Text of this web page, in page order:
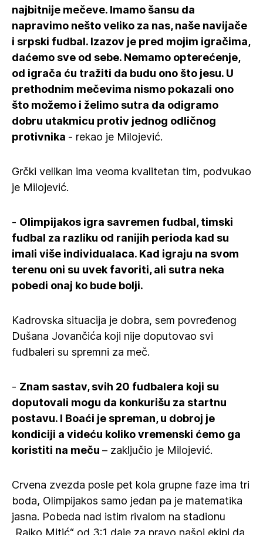
najbitnije mečeve. Imamo šansu da
napravimo nešto veliko za nas, naše navijače
i srpski fudbal. Izazov je pred mojim igračima,
daćemo sve od sebe. Nemamo opterećenje,
od igrača ću tražiti da budu ono što jesu. U
prethodnim mečevima nismo pokazali ono
što možemo i želimo sutra da odigramo
dobru utakmicu protiv jednog odličnog
protivnika - rekao je Milojević.
Grčki velikan ima veoma kvalitetan tim, podvukao
je Milojević.
- Olimpijakos igra savremen fudbal, timski
fudbal za razliku od ranijih perioda kad su
imali više individualaca. Kad igraju na svom
terenu oni su uvek favoriti, ali sutra neka
pobedi onaj ko bude bolji.
Kadrovska situacija je dobra, sem povređenog
Dušana Jovančića koji nije doputovao svi
fudbaleri su spremni za meč.
- Znam sastav, svih 20 fudbalera koji su
doputovali mogu da konkurišu za startnu
postavu. I Boaći je spreman, u dobroj je
kondiciji a videću koliko vremenski ćemo ga
koristiti na meču – zaključio je Milojević.
Crvena zvezda posle pet kola grupne faze ima tri
boda, Olimpijakos samo jedan pa je matematika
jasna. Pobeda nad istim rivalom na stadionu
„Rajko Mitić“ od 3:1 daje za pravo našoj ekipi da